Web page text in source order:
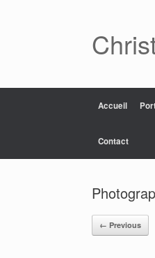
Accueil
Contact
← Previous